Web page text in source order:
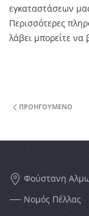
εγκαταστάσεων
Περισσότερες
λάβει μπορείτε να
ΠΡΟΗΓΟΎΜΕΝΟ
Φούστανη
Νομός Πέλλας